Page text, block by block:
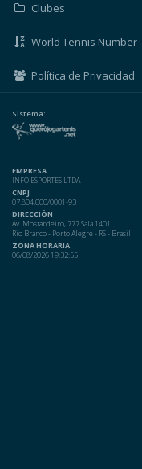
Clubes
World Tennis Number
Política de Privacidad
Sistema:
EMPRESA
INFO ESPORTES LTDA
CNPJ
07.804.000/0001-93
DIRECCIÓN
Av. Mostardeiro, 777 Sala 1401
Rio Branco - Porto Alegre - RS - Brasil
ZONA HORARIA
06/08/2026 19:32:55